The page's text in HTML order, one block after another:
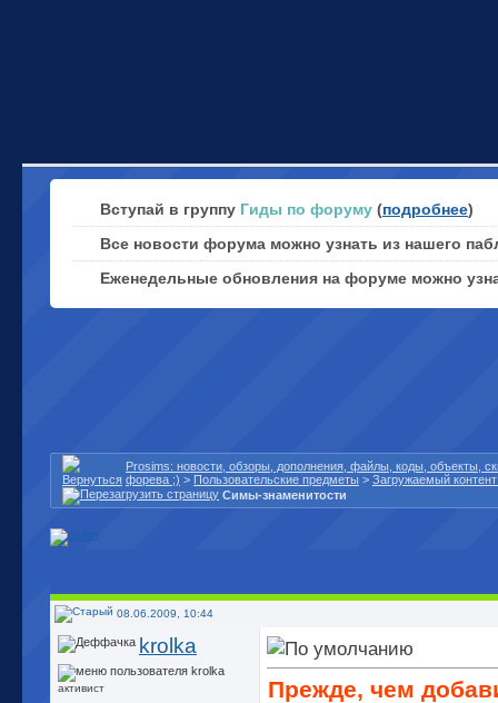
Вступай в группу Гиды по форуму (подробнее)
Все новости форума можно узнать из нашего
Еженедельные обновления на форуме можно
Prosims: новости, обзоры, дополнения, файлы, коды, объекты,
форева ;) > Пользовательские предметы > Загружаемый
Симы-знаменитости
08.06.2009, 10:44
krolka
активист
Прежде, чем